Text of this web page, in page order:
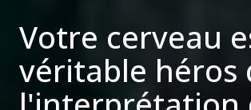
Votre cerveau
véritable héros